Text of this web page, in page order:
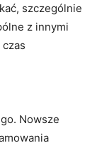
szczególnie
z innymi
Nowsze